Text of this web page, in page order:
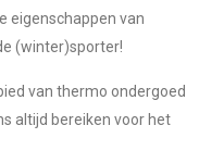
eigenschappen van
(winter)sporter!
van thermo ondergoed
altijd bereiken voor het